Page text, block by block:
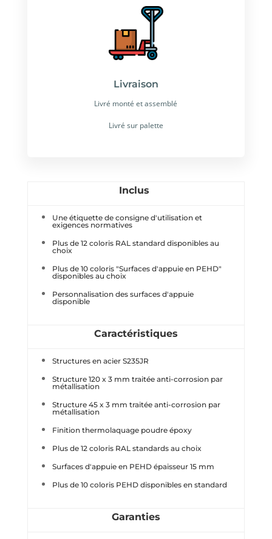
Livraison
Livré monté et assemblé
Livré sur palette
Inclus
Une étiquette de consigne d'utilisation et
exigences normatives
Plus de 12 coloris RAL standard disponibles au
choix
Plus de 10 coloris "Surfaces d'appuie en PEHD"
disponibles au choix
Personnalisation des surfaces d'appuie
disponible
Caractéristiques
Structures en acier S235JR
Structure 120 x 3 mm traitée anti-corrosion par
métallisation
Structure 45 x 3 mm traitée anti-corrosion par
métallisation
Finition thermolaquage poudre époxy
Plus de 12 coloris RAL standards au choix
Surfaces d'appuie en PEHD épaisseur 15 mm
Plus de 10 coloris PEHD disponibles en standard
Garanties